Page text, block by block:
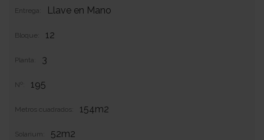
Entrega: Llave en Mano
Bloque: 12
Planta: 3
Nº: 195
Metros cuadrados: 154m2
Solarium: 52m2